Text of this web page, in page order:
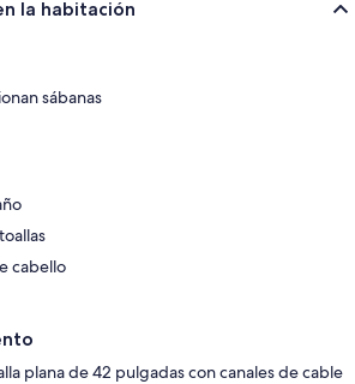
la habitación
sábanas
cabello
plana de 42 pulgadas con canales de cable